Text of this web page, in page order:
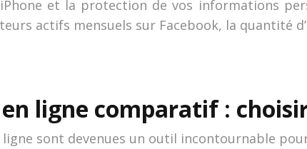
et la protection de vos informations
actifs mensuels sur Facebook, la quantité
ligne comparatif :
sont devenues un outil incontournable